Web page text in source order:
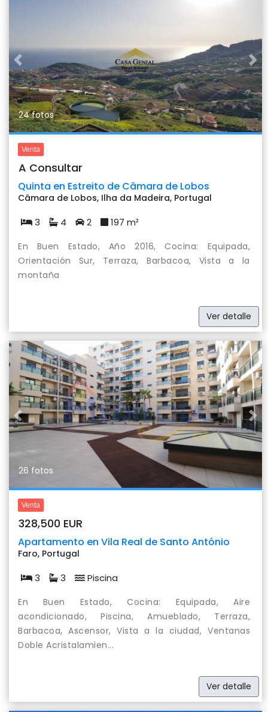
Previous
24 fotos
Venta
A Consultar
Quinta en Estreito de Câmara de Lobos
Câmara de Lobos, Ilha da Madeira, Portugal
3 4 2 197 m²
En Buen Estado, Año 2016, Cocina: Equipada,
Orientación Sur, Terraza, Barbacoa, Vista a la
montaña
Ver detalle
Previous
26 fotos
Venta
328,500 EUR
Apartamento en Vila Real de Santo António
Faro, Portugal
3 3 Piscina
En Buen Estado, Cocina: Equipada, Aire
acondicionado, Piscina, Amueblado, Terraza,
Barbacoa, Ascensor, Vista a la ciudad, Ventanas
Doble Acristalamien...
Ver detalle